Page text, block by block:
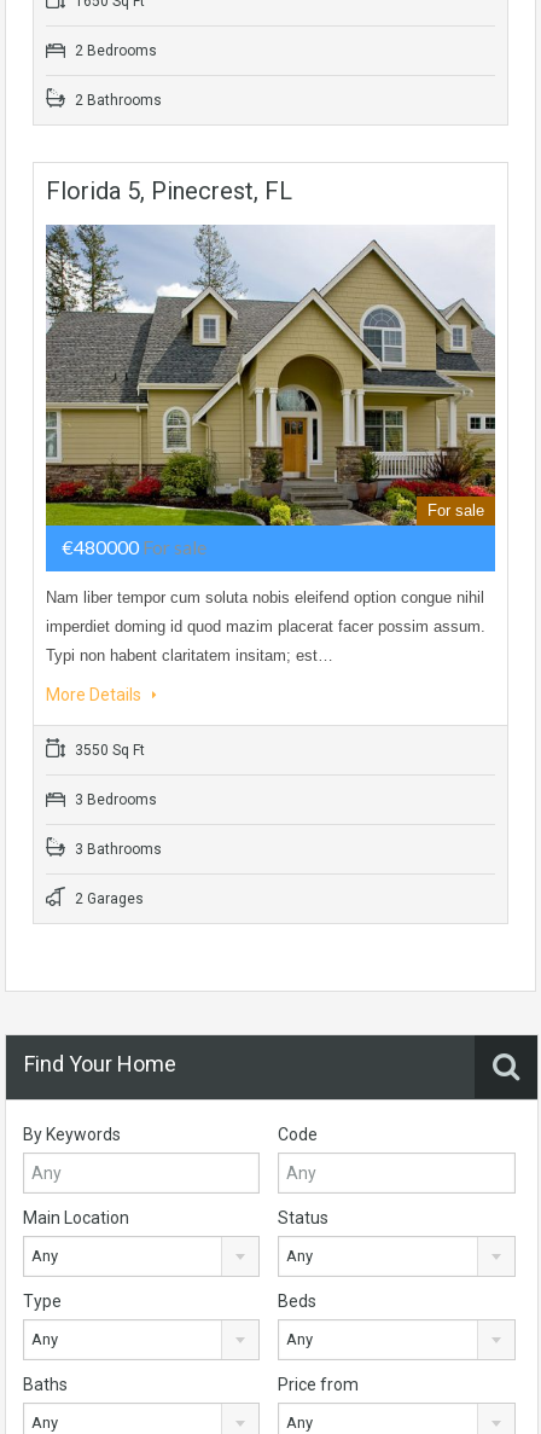
2 Bedrooms
2 Bathrooms
Florida 5, Pinecrest, FL
For sale
€480000 For sale
Nam liber tempor cum soluta nobis eleifend option congue nihil
imperdiet doming id quod mazim placerat facer possim assum.
Typi non habent claritatem insitam; est…
More Details
3550 Sq Ft
3 Bedrooms
3 Bathrooms
2 Garages
Find Your Home
By Keywords Code
Main Location
Any
Status
Any
Type
Any
Beds
Any
Baths
Any
Price from
Any